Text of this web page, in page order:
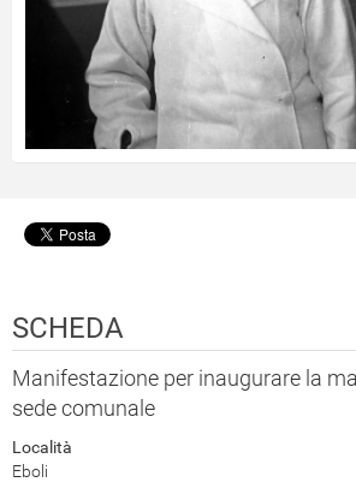
SCHEDA
Manifestazione per inaugurare la
sede comunale
Località
Eboli